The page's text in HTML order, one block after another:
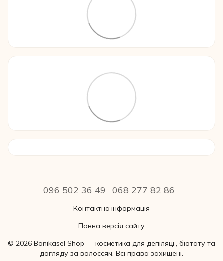
096 502 36 49 068 277 82 86
Контактна інформація
Повна версія сайту
© 2026 Bonikasel Shop — косметика для депіляції, біотату та
догляду за волоссям. Всі права захищені.